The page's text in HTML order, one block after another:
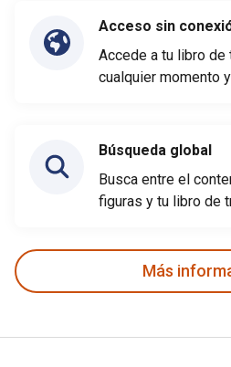
Acceso sin
Accede a tu libro
cualquier momento
Búsqueda global
Busca entre el
figuras y tu libro de
Más